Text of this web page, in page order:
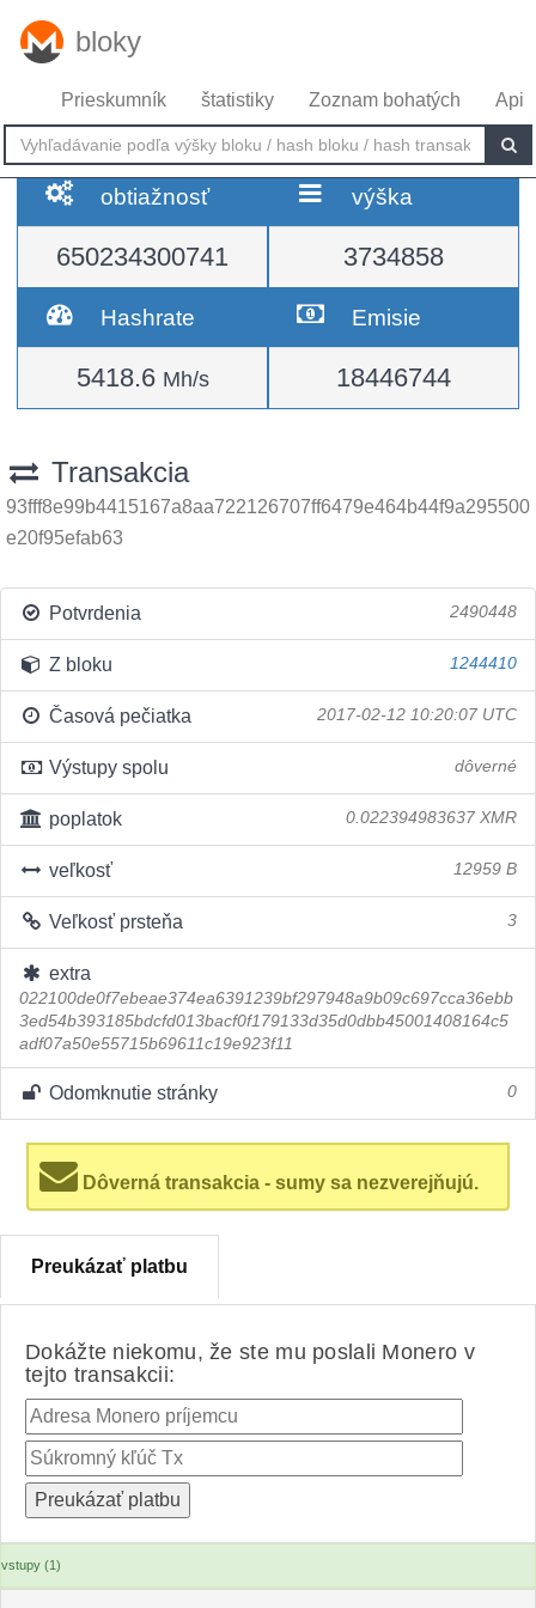
bloky
Prieskumník štatistiky Zoznam bohatých Api
obtiažnosť
650234300741
výška
3734858
Hashrate
5418.6 Mh/s
Emisie
18446744
Transakcia
93fff8e99b4415167a8aa722126707ff6479e464b44f9a295500
e20f95efab63
Potvrdenia 2490448
Z bloku 1244410
Časová pečiatka 2017-02-12 10:20:07 UTC
Výstupy spolu dôverné
poplatok 0.022394983637 XMR
veľkosť 12959 B
Veľkosť prsteňa 3
extra
022100de0f7ebeae374ea6391239bf297948a9b09c697cca36ebb
3ed54b393185bdcfd013bacf0f179133d35d0dbb45001408164c5
adf07a50e55715b69611c19e923f11
Odomknutie stránky 0
Dôverná transakcia - sumy sa nezverejňujú.
Preukázať platbu
Dokážte niekomu, že ste mu poslali Monero v
tejto transakcii:
vstupy (1)